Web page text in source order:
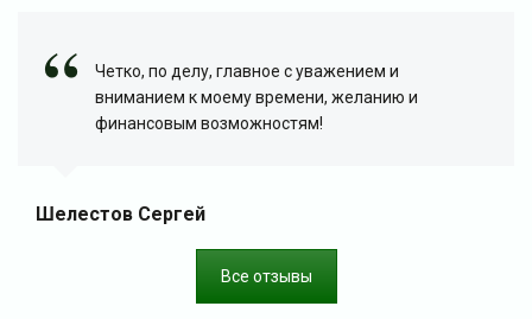
Четко, по делу, главное с уважением и
вниманием к моему времени, желанию и
финансовым возможностям!
Шелестов Сергей
Все отзывы